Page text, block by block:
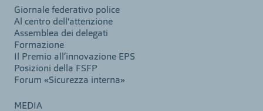
Giornale federativo police
Al centro dell'attenzione
Assemblea dei delegati
Formazione
Il Premio all’innovazione EPS
Posizioni della FSFP
Forum «Sicurezza interna»
MEDIA